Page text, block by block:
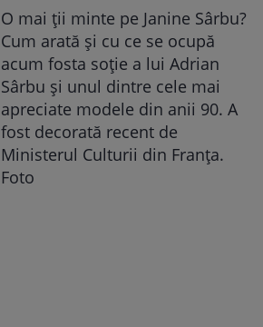
O mai ții minte pe Janine Sârbu?
Cum arată și cu ce se ocupă
acum fosta soție a lui Adrian
Sârbu și unul dintre cele mai
apreciate modele din anii 90. A
fost decorată recent de
Ministerul Culturii din Franța.
Foto